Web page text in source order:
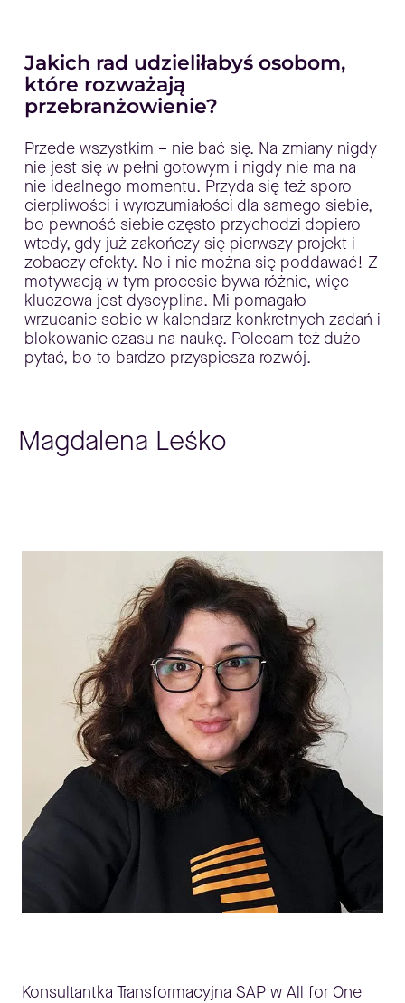
Jakich rad udzieliłabyś osobom,
które rozważają
przebranżowienie?
Przede wszystkim – nie bać się. Na zmiany nigdy
nie jest się w pełni gotowym i nigdy nie ma na
nie idealnego momentu. Przyda się też sporo
cierpliwości i wyrozumiałości dla samego siebie,
bo pewność siebie często przychodzi dopiero
wtedy, gdy już zakończy się pierwszy projekt i
zobaczy efekty. No i nie można się poddawać! Z
motywacją w tym procesie bywa różnie, więc
kluczowa jest dyscyplina. Mi pomagało
wrzucanie sobie w kalendarz konkretnych zadań i
blokowanie czasu na naukę. Polecam też dużo
pytać, bo to bardzo przyspiesza rozwój.
Magdalena Leśko
Konsultantka Transformacyjna SAP w All for One